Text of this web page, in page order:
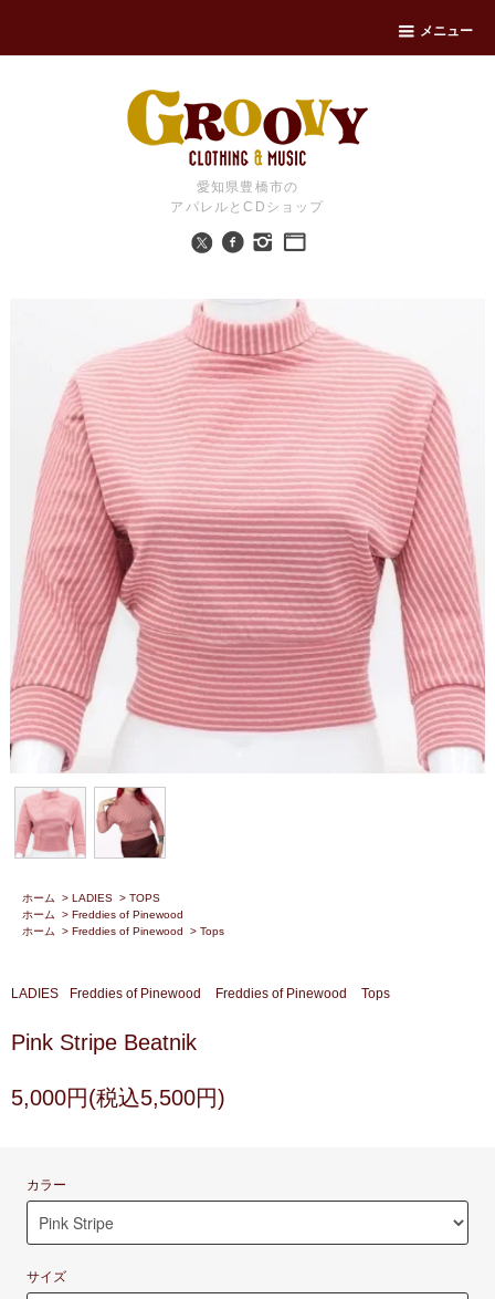
メニュー
愛知県豊橋市の
アパレルとCDショップ
ホーム > LADIES > TOPS
ホーム
> Freddies of Pinewood
ホーム
> Freddies of Pinewood > Tops
LADIES Freddies of Pinewood Freddies of Pinewood Tops
Pink Stripe Beatnik
5,000円(税込5,500円)
カラー
サイズ